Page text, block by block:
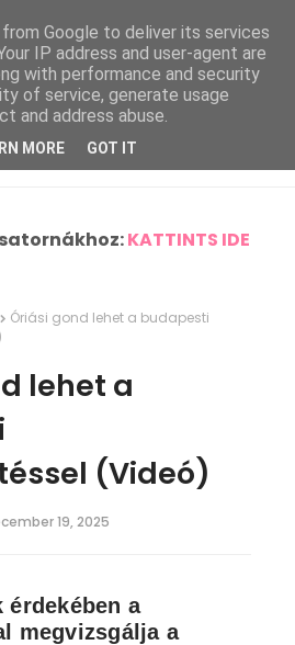
KATTINTS IDE
Óriási gond lehet a budapesti
lehet a
(Videó)
19, 2025
érdekében a
megvizsgálja a
Google to deliver its services
IP address and user-agent are
with performance and security
of service, generate usage
and address abuse.
MORE GOT IT